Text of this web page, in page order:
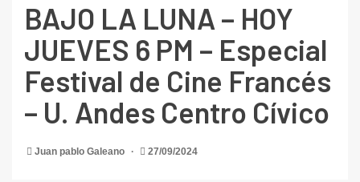
BAJO LA LUNA – HOY
JUEVES 6 PM – Especial
Festival de Cine Francés
– U. Andes Centro Cívico
Juan pablo Galeano 27/09/2024